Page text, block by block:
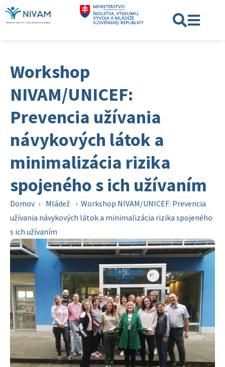
Workshop
NIVAM/UNICEF:
Prevencia užívania
návykových látok a
minimalizácia rizika
spojeného s ich užívaním
Domov › Mládež › Workshop NIVAM/UNICEF: Prevencia
užívania návykových látok a minimalizácia rizika spojeného
s ich užívaním